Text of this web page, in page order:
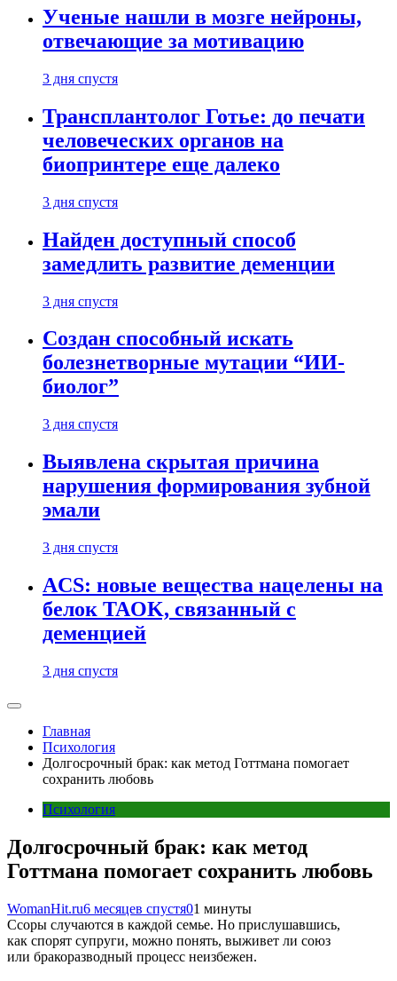
Ученые нашли в мозге нейроны,
отвечающие за мотивацию
3 дня спустя
Трансплантолог Готье: до печати
человеческих органов на
биопринтере еще далеко
3 дня спустя
Найден доступный способ
замедлить развитие деменции
3 дня спустя
Создан способный искать
болезнетворные мутации “ИИ-
биолог”
3 дня спустя
Выявлена скрытая причина
нарушения формирования зубной
эмали
3 дня спустя
ACS: новые вещества нацелены на
белок TAOK, связанный с
деменцией
3 дня спустя
Главная
Психология
Долгосрочный брак: как метод Готтмана помогает
сохранить любовь
Психология
Долгосрочный брак: как метод
Готтмана помогает сохранить любовь
WomanHit.ru6 месяцев спустя01 минуты
Ссоры случаются в каждой семье. Но прислушавшись,
как спорят супруги, можно понять, выживет ли союз
или бракоразводный процесс неизбежен.